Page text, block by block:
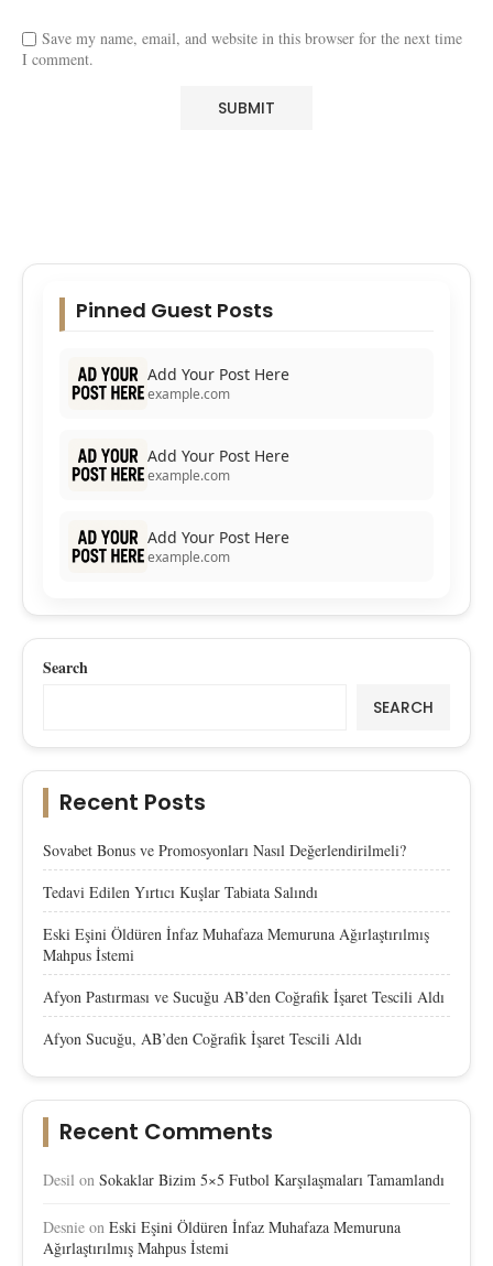
Save my name, email, and website in this browser for the next time
I comment.
Pinned Guest Posts
Add Your Post Here
example.com
Add Your Post Here
example.com
Add Your Post Here
example.com
Search
SEARCH
Recent Posts
Sovabet Bonus ve Promosyonları Nasıl Değerlendirilmeli?
Tedavi Edilen Yırtıcı Kuşlar Tabiata Salındı
Eski Eşini Öldüren İnfaz Muhafaza Memuruna Ağırlaştırılmış
Mahpus İstemi
Afyon Pastırması ve Sucuğu AB’den Coğrafik İşaret Tescili Aldı
Afyon Sucuğu, AB’den Coğrafik İşaret Tescili Aldı
Recent Comments
Desil on Sokaklar Bizim 5×5 Futbol Karşılaşmaları Tamamlandı
Desnie on Eski Eşini Öldüren İnfaz Muhafaza Memuruna
Ağırlaştırılmış Mahpus İstemi